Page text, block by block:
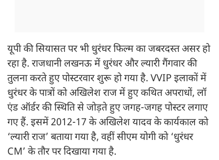
यूपी की सियासत पर भी धुरंधर फिल्म का जबरदस्त असर हो
रहा है. राजधानी लखनऊ में धुरंधर और ल्यारी गैंगवार की
तुलना करते हुए पोस्टरवार शुरू हो गया है. VVIP इलाकों में
धुरंधर के पात्रों को अखिलेश राज में हुए कथित अपराधों, लॉ
एंड ऑर्डर की स्थिति से जोड़ते हुए जगह-जगह पोस्टर लगाए
गए हैं. इसमें 2012-17 के अखिलेश यादव के कार्यकाल को
‘ल्यारी राज’ बताया गया है, वहीं सीएम योगी को ‘धुरंधर
CM’ के तौर पर दिखाया गया है.